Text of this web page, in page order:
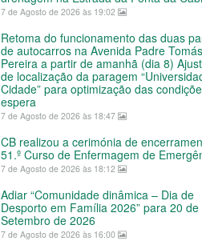
7 de Agosto de 2026 às 19:02
Retoma do funcionamento das duas
de autocarros na Avenida Padre Tomás
Pereira a partir de amanhã (dia 8)
de localização da paragem
Cidade” para optimização das
espera
7 de Agosto de 2026 às 18:47
CB realizou a cerimónia de
51.º Curso de Enfermagem de
7 de Agosto de 2026 às 18:12
Adiar “Comunidade dinâmica – Dia de
Desporto em Família 2026” para 20 de
Setembro de 2026
7 de Agosto de 2026 às 16:00